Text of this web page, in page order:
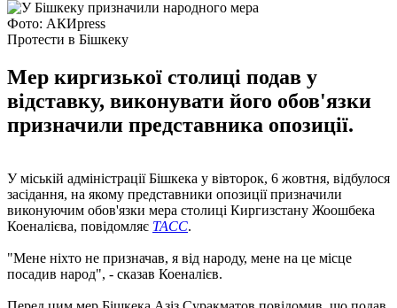
Фото: АКИpress
Протести в Бішкеку
Мер киргизької столиці подав у
відставку, виконувати його обов'язки
призначили представника опозиції.
У міській адміністрації Бішкека у вівторок, 6 жовтня, відбулося
засідання, на якому представники опозиції призначили
виконуючим обов'язки мера столиці Киргизстану Жоошбека
Коеналієва, повідомляє ТАСС.
"Мене ніхто не призначав, я від народу, мене на це місце
посадив народ", - сказав Коеналієв.